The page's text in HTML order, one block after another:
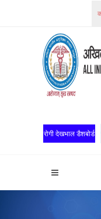
रोगी देखभाल डैशबोर्ड